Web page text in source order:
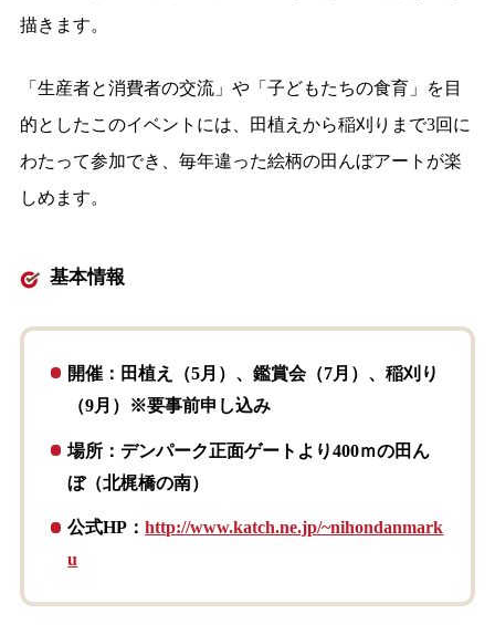
描きます。
「生産者と消費者の交流」や「子どもたちの食育」を目
的としたこのイベントには、田植えから稲刈りまで3回に
わたって参加でき、毎年違った絵柄の田んぼアートが楽
しめます。
基本情報
開催：田植え（5月）、鑑賞会（7月）、稲刈り
（9月）※要事前申し込み
場所：デンパーク正面ゲートより400ｍの田ん
ぼ（北梶橋の南）
公式HP：http://www.katch.ne.jp/~nihondanmark
u